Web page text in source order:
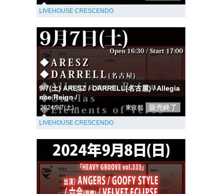
LIVEHOUSE CRESCENDO
9/7(土) ARESZ / DARRELL(名古屋) / Allegia
nce Reign /
2024/9/7(土)～ 東京都 販売終了
LIVEHOUSE CRESCENDO